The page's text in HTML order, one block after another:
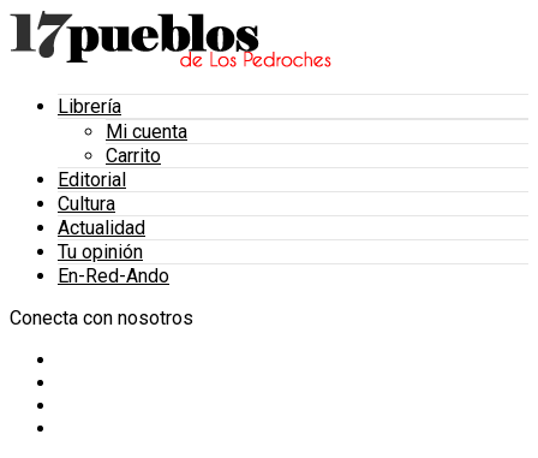
Librería
Mi cuenta
Carrito
Editorial
Cultura
Actualidad
Tu opinión
En-Red-Ando
Conecta con nosotros